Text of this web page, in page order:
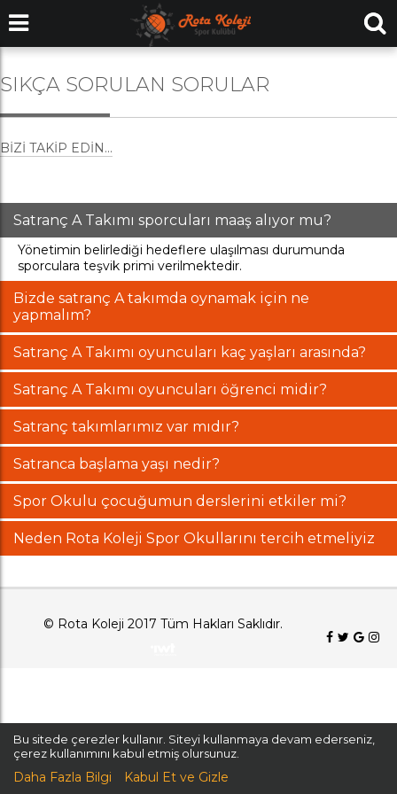
SIKÇA SORULAN SORULAR
BIZI TAKIP EDIN...
Satranç A Takımı sporcuları maaş alıyor mu?
Yönetimin belirlediği hedeflere ulaşılması durumunda
sporculara teşvik primi verilmektedir.
Bizde satranç A takımda oynamak için ne
yapmalım?
Satranç A Takımı oyuncuları kaç yaşları arasında?
Satranç A Takımı oyuncuları öğrenci midir?
Satranç takımlarımız var mıdır?
Satranca başlama yaşı nedir?
Spor Okulu çocuğumun derslerini etkiler mi?
Neden Rota Koleji Spor Okullarını tercih etmeliyiz
© Rota Koleji 2017 Tüm Hakları Saklıdır.
Bu sitede çerezler kullanır. Siteyi kullanmaya devam ederseniz,
çerez kullanımını kabul etmiş olursunuz.
Daha Fazla Bilgi Kabul Et ve Gizle